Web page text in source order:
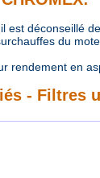
déconseillé
du
en
- Filtres